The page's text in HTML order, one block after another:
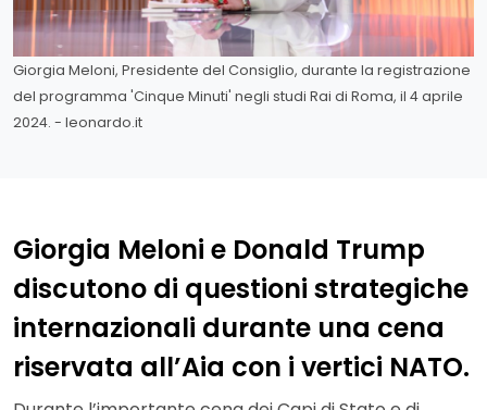
Giorgia Meloni, Presidente del Consiglio, durante la registrazione
del programma 'Cinque Minuti' negli studi Rai di Roma, il 4 aprile
2024. - leonardo.it
Giorgia Meloni e Donald Trump
discutono di questioni strategiche
internazionali durante una cena
riservata all’Aia con i vertici NATO.